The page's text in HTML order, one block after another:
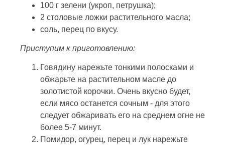
100 г зелени (укроп, петрушка);
2 столовые ложки растительного масла;
соль, перец по вкусу.
Приступим к приготовлению:
Говядину нарежьте тонкими полосками и
обжарьте на растительном масле до
золотистой корочки. Очень вкусно будет,
если мясо останется сочным - для этого
следует обжаривать его на среднем огне не
более 5-7 минут.
Помидор, огурец, перец и лук нарежьте